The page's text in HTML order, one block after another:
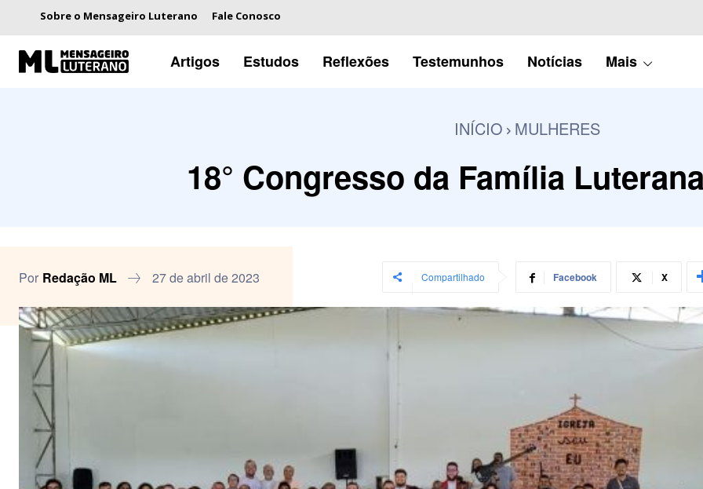
Sobre o Mensageiro Luterano Fale Conosco
Artigos Estudos Reflexões Testemunhos Notícias Mais
INÍCIO MULHERES
18° Congresso da Família
Por Redação ML 27 de abril de 2023 Compartilhado Facebook X